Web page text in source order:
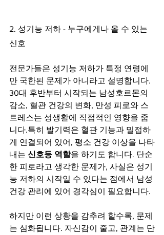
2. 성기능 저하 - 누구에게나 올 수 있는
신호
전문가들은 성기능 저하가 특정 연령에
만 국한된 문제가 아니라고 설명합니다.
30대 후반부터 시작되는 남성호르몬의
감소, 혈관 건강의 변화, 만성 피로와 스
트레스는 성생활에 직접적인 영향을 줍
니다.특히 발기력은 혈관 기능과 밀접하
게 연결되어 있어, 평소 건강 이상을 나타
내는 신호등 역할을 하기도 합니다. 단순
한 피로라고 생각한 문제가, 사실은 성기
능 저하의 시작일 수 있다는 점에서 남성
건강 관리에 있어 경각심이 필요합니다.
하지만 이런 상황을 감추려 할수록, 문제
는 심화됩니다. 자신감이 줄고, 관계는 단